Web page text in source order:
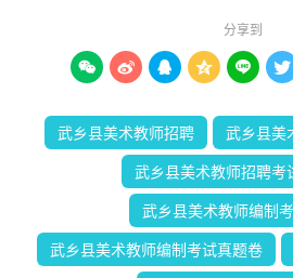
分享到
     
武乡县美术教师招聘 武乡县美
武乡县美术教师招聘考
武乡县美术教师编制
武乡县美术教师编制考试真题卷